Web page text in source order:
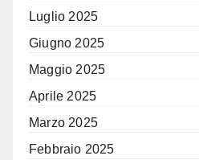
Luglio 2025
Giugno 2025
Maggio 2025
Aprile 2025
Marzo 2025
Febbraio 2025